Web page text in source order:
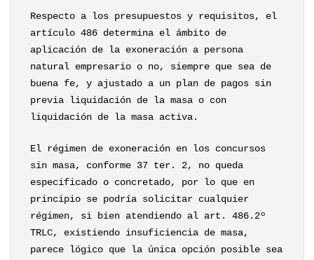
Respecto a los presupuestos y requisitos, el
artículo 486 determina el ámbito de
aplicación de la exoneración a persona
natural empresario o no, siempre que sea de
buena fe, y ajustado a un plan de pagos sin
previa liquidación de la masa o con
liquidación de la masa activa.
El régimen de exoneración en los concursos
sin masa, conforme 37 ter. 2, no queda
especificado o concretado, por lo que en
principio se podría solicitar cualquier
régimen, si bien atendiendo al art. 486.2º
TRLC, existiendo insuficiencia de masa,
parece lógico que la única opción posible sea